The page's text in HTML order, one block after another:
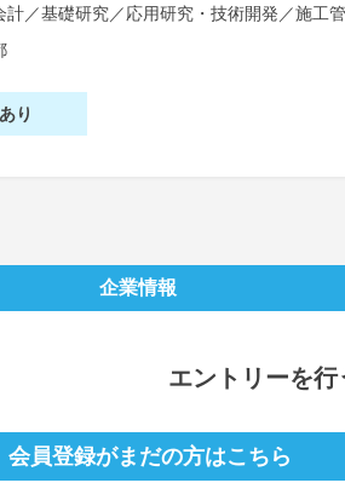
計／基礎研究／応用研究・技術開発 ／施工
り
企業情報
エントリーを行
会員登録がまだの方はこちら